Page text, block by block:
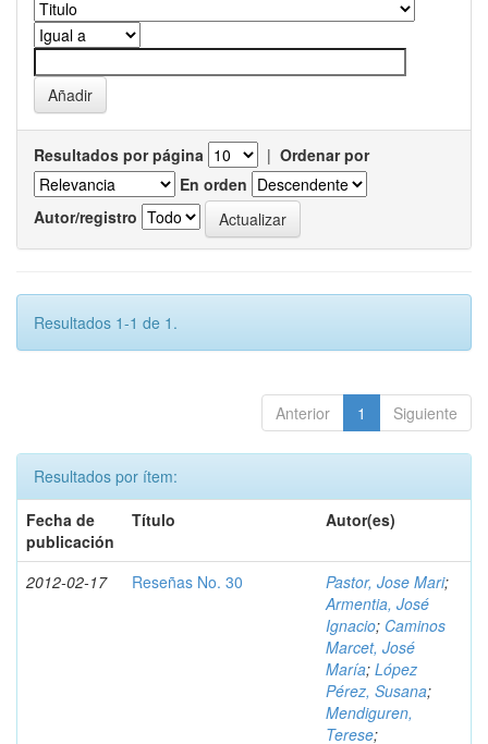
Resultados por página | Ordenar por
En orden
Autor/registro
Resultados 1-1 de 1.
Anterior 1 Siguiente
Resultados por ítem:
Fecha de
publicación
Título Autor(es)
2012-02-17 Reseñas No. 30 Pastor, Jose Mari;
Armentia, José
Ignacio; Caminos
Marcet, José
María; López
Pérez, Susana;
Mendiguren,
Terese;